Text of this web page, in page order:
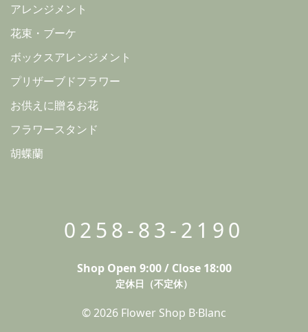
アレンジメント
花束・ブーケ
ボックスアレンジメント
プリザーブドフラワー
お供えに贈るお花
フラワースタンド
胡蝶蘭
0258-83-2190
Shop Open 9:00 / Close 18:00
定休日（不定休）
© 2026 Flower Shop B·Blanc